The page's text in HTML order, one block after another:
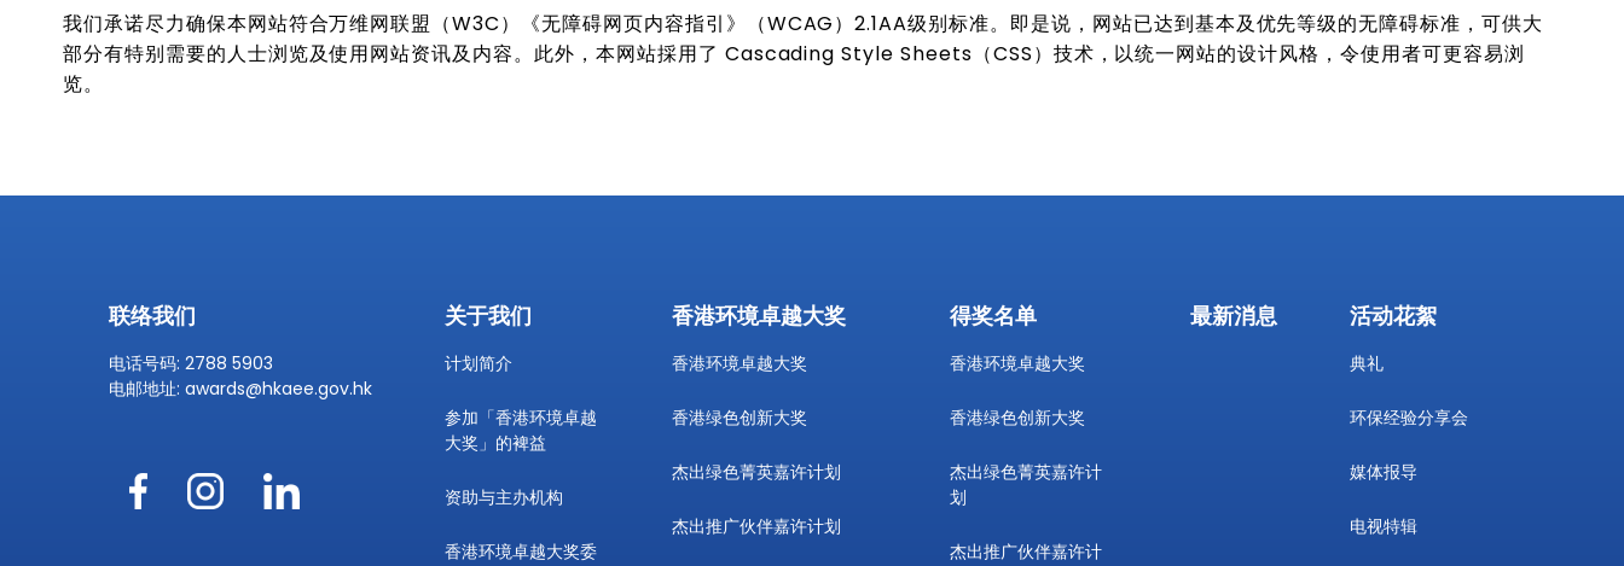
我们承诺尽力确保本网站符合万维网联盟（W3C）《无障碍网页内容指引》（WCAG）2.1AA级别标准。即是说，网站已达到基本及优先等级的无障碍标准，可供大
部分有特别需要的人士浏览及使用网站资讯及内容。此外，本网站採用了 Cascading Style Sheets（CSS）技术，以统一网站的设计风格，令使用者可更容易浏
览。
联络我们
电话号码: 2788 5903
电邮地址: awards@hkaee.gov.hk
关于我们
计划简介
参加「香港环境卓越
大奖」的裨益
资助与主办机构
香港环境卓越大奖委
香港环境卓越大奖
香港环境卓越大奖
香港绿色创新大奖
杰出绿色菁英嘉许计划
杰出推广伙伴嘉许计划
得奖名单
香港环境卓越大奖
香港绿色创新大奖
杰出绿色菁英嘉许计
划
杰出推广伙伴嘉许计
最新消息 活动花絮
典礼
环保经验分享会
媒体报导
电视特辑